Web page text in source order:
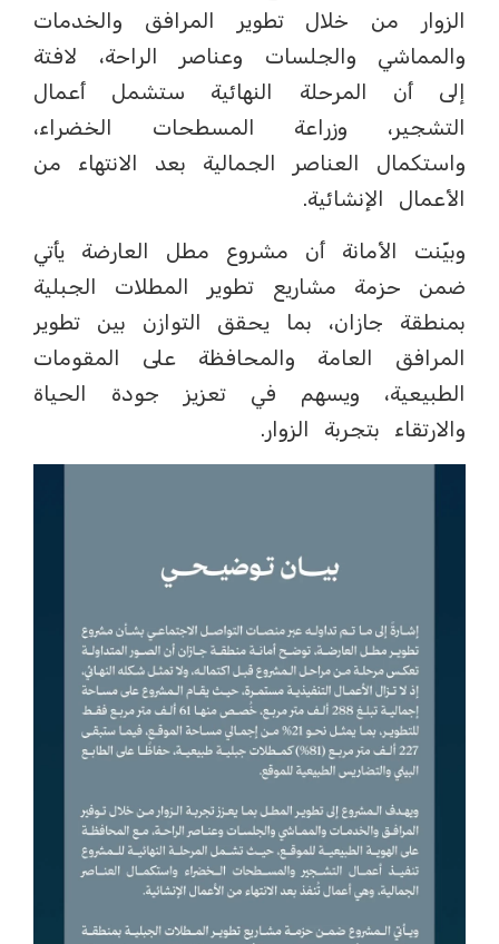
الزوار من خلال تطوير المرافق والخدمات
والمماشي والجلسات وعناصر الراحة، لافتة
إلى أن المرحلة النهائية ستشمل أعمال
التشجير، وزراعة المسطحات الخضراء،
واستكمال العناصر الجمالية بعد الانتهاء من
الأعمال الإنشائية.
وبيّنت الأمانة أن مشروع مطل العارضة يأتي
ضمن حزمة مشاريع تطوير المطلات الجبلية
بمنطقة جازان، بما يحقق التوازن بين تطوير
المرافق العامة والمحافظة على المقومات
الطبيعية، ويسهم في تعزيز جودة الحياة
والارتقاء بتجربة الزوار.